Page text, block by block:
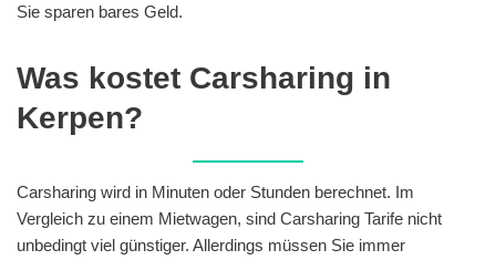
Sie sparen bares Geld.
Was kostet Carsharing in
Kerpen?
Carsharing wird in Minuten oder Stunden berechnet. Im
Vergleich zu einem Mietwagen, sind Carsharing Tarife nicht
unbedingt viel günstiger. Allerdings müssen Sie immer